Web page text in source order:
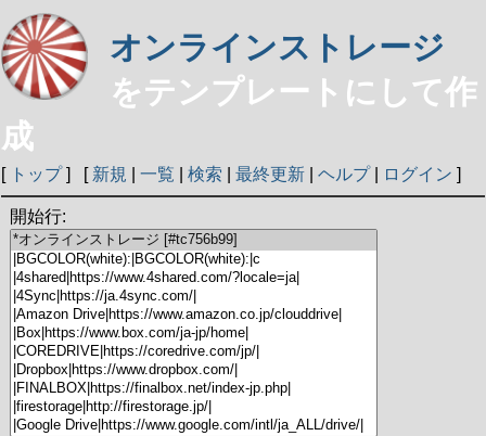
オンラインストレージ
をテンプレートにして作
成
[ トップ] [ 新規 一覧 検索 最終更新 ヘルプ| ログイン ]
開始行: